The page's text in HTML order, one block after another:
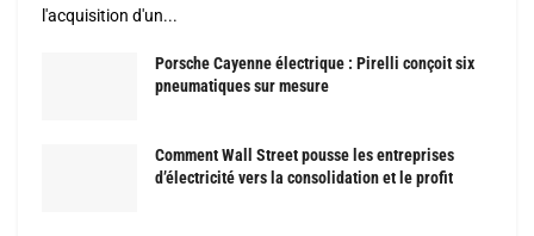
l'acquisition d'un...
Porsche Cayenne électrique : Pirelli conçoit six
pneumatiques sur mesure
Comment Wall Street pousse les entreprises
d’électricité vers la consolidation et le profit